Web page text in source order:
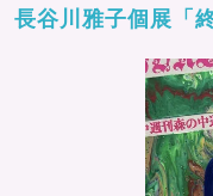
長谷川雅子個展「